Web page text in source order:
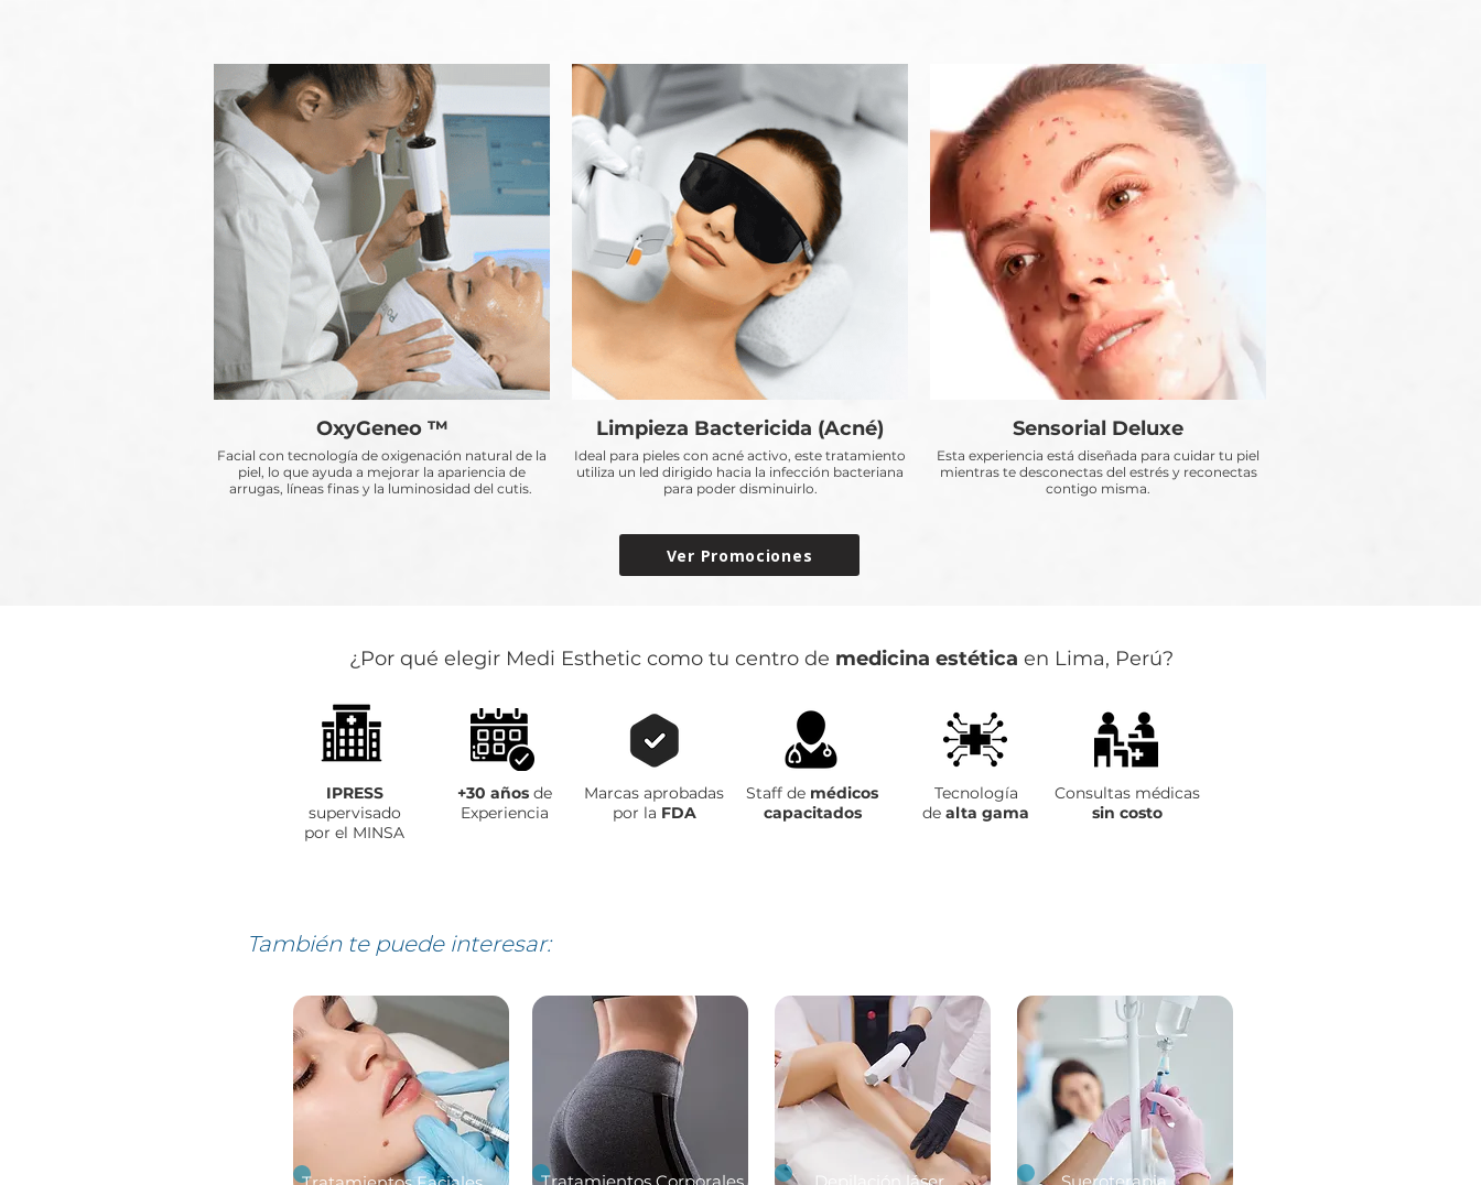
OxyGeneo ™
Facial con tecnología de oxigenación natural de la
piel, lo que ayuda a mejorar la apariencia de
arrugas, líneas finas y la luminosidad del cutis.
Limpieza Bactericida (Acné)
Ideal para pieles con acné activo, este tratamiento
utiliza un led dirigido hacia la infección bacteriana
para poder disminuirlo.
Sensorial Deluxe
Esta experiencia está diseñada para cuidar tu piel
mientras te desconectas del estrés y reconectas
contigo misma.
Ver Promociones
¿Por qué elegir Medi Esthetic como tu centro de medicina estética en Lima, Perú?
IPRESS
supervisado
por el MINSA
+30 años de
Experiencia
Marcas aprobadas
por la FDA
Staff de médicos
capacitados
Tecnología
de alta gama
Consultas médicas
sin costo
También te puede interesar: